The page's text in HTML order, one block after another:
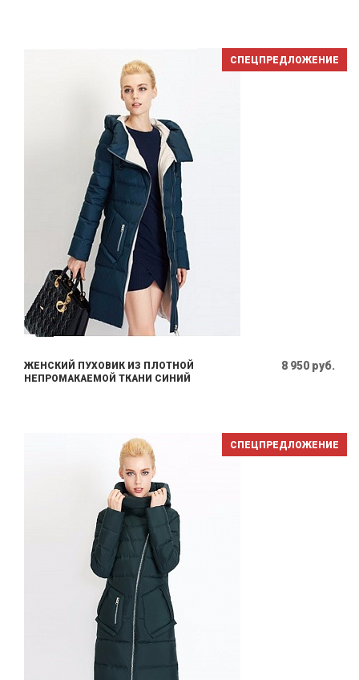
СПЕЦПРЕДЛОЖЕНИЕ
ЖЕНСКИЙ ПУХОВИК ИЗ ПЛОТНОЙ
НЕПРОМАКАЕМОЙ ТКАНИ СИНИЙ
8 950 руб.
СПЕЦПРЕДЛОЖЕНИЕ